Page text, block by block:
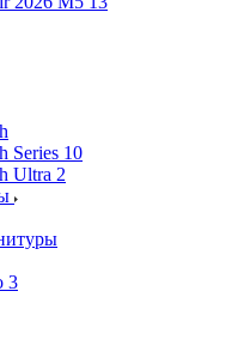
Series 10
Ultra 2
3